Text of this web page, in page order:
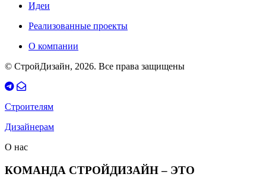
Идеи
Реализованные проекты
О компании
© СтройДизайн, 2026. Все права защищены
Строителям
Дизайнерам
О нас
КОМАНДА СТРОЙДИЗАЙН – ЭТО